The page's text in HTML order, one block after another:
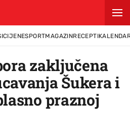
CIJENESPORTMAGAZINRECEPTI
zaključena
Šukera i
praznoj